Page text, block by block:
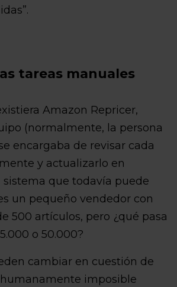
tareas manuales
Amazon Repricer,
(normalmente, la persona
encargaba de revisar cada
y actualizarlo en
sistema que todavía puede
un pequeño vendedor con
500 artículos, pero ¿qué pasa
o 50.000?
cambiar en cuestión de
imposible